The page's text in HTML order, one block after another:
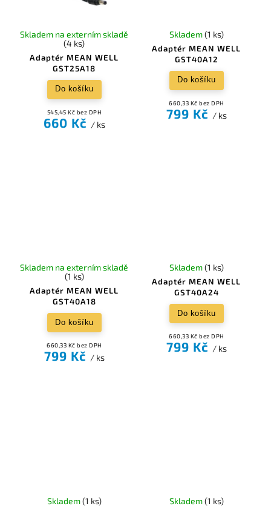
Adaptér MEAN WELL
GST25A18
Skladem na externím skladě
(4 ks)
545,45 Kč bez DPH
660 Kč / ks
Do košíku
Adaptér MEAN WELL
GST40A12
Skladem(1 ks)
660,33 Kč bez DPH
799 Kč / ks
Do košíku
Adaptér MEAN WELL
GST40A18
Skladem na externím skladě
(1 ks)
660,33 Kč bez DPH
799 Kč / ks
Do košíku
Adaptér MEAN WELL
GST40A24
Skladem(1 ks)
660,33 Kč bez DPH
799 Kč / ks
Do košíku
Skladem(1 ks) Skladem(1 ks)